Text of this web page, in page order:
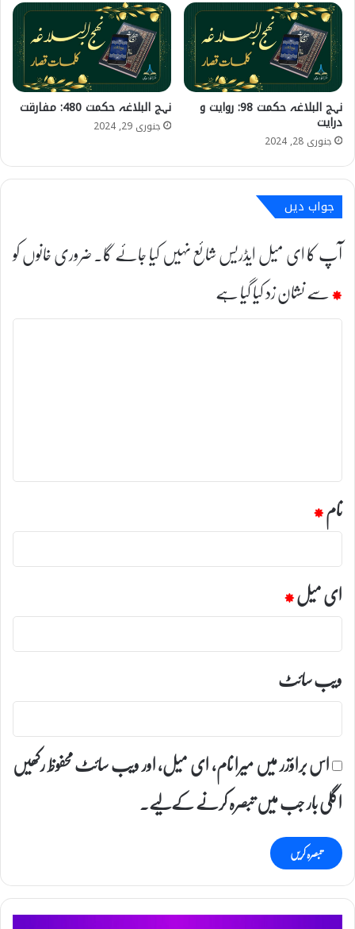
نہج البلاغہ حکمت 98: روایت و
درایت
جنوری 28, 2024
نہج البلاغہ حکمت 480: مفارقت
جنوری 29, 2024
جواب دیں
آپ کا ای میل ایڈریس شائع نہیں کیا جائے گا۔ضروری خانوں کو
*سے نشان زد کیا گیا ہے
ت
نام*
ای میل*
ویب‌ سائٹ
اس براؤزر میں میرا نام، ای میل، اور ویب سائٹ محفوظ رکھیں
اگلی بار جب میں تبصرہ کرنے کےلیے۔